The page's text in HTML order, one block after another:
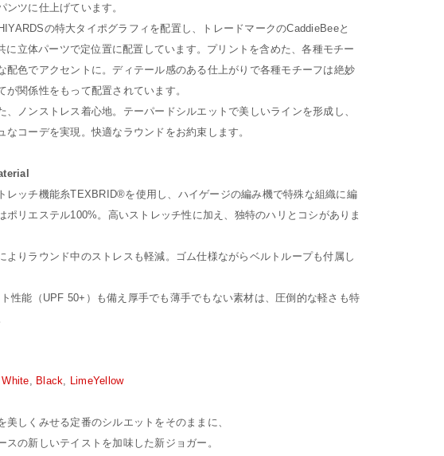
ンツに仕上げています。
の特大タイポグラフィを配置し、トレードマークのCaddieBeeと
に立体パーツで定位置に配置しています。プリントを含めた、各種モチー
配色でアクセントに。ディテール感のある仕上がりで各種モチーフは絶妙
が関係性をもって配置されています。
、ノンストレス着心地。テーパードシルエットで美しいラインを形成し、
なコーデを実現。快適なラウンドをお約束します。
レッチ機能糸TEXBRID®を使用し、ハイゲージの編み機で特殊な組織に編
ポリエステル100%。高いストレッチ性に加え、独特のハリとコシがありま
よりラウンド中のストレスも軽減。ゴム仕様ながらベルトループも付属し
性能（UPF 50+）も備え厚手でも薄手でもない素材は、圧倒的な軽さも特
White Black LimeYellow
美しくみせる定番のシルエットをそのままに、
スの新しいテイストを加味した新ジョガー。